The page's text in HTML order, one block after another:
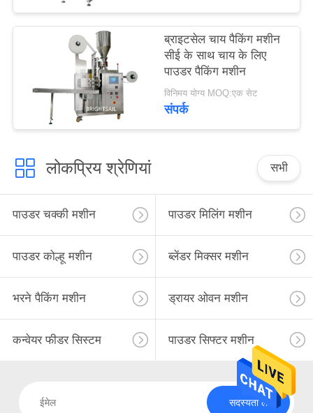
ब्राइटसेल चाय पैकिंग मशीन
सीई के साथ चाय के लिए
पाउडर पैकिंग मशीन
विनिमय योग्य MOQ:एक सेट
संपर्क
लोकप्रिय श्रेणियां सभी
पाउडर चक्की मशीन पाउडर मिलिंग मशीन
पाउडर कोल्हू मशीन ब्लेंडर मिक्सर मशीन
भरने पैकिंग मशीन ड्रायर ओवन मशीन
कन्वेयर फीडर सिस्टम पाउडर सिफ्टर मशीन
सदस्यता लें